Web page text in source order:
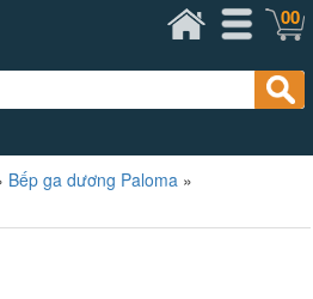
00
Bếp ga dương Paloma »